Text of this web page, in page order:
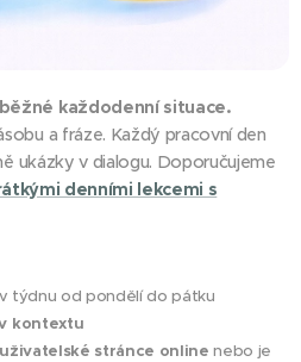
každodenní situace.
a fráze. Každý pracovní den
ukázky v dialogu. Doporučujeme
denními lekcemi s
týdnu od pondělí do pátku
kontextu
stránce online nebo je